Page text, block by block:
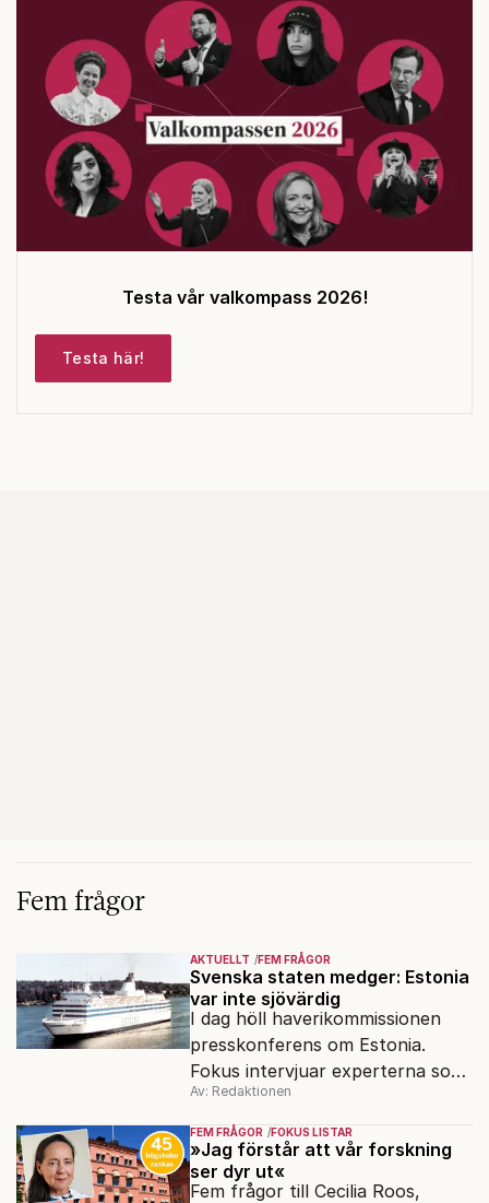
Testa vår valkompass 2026!
Testa här!
Fem frågor
AKTUELLT FEM FRÅGOR
Svenska staten medger: Estonia
var inte sjövärdig
I dag höll haverikommissionen
presskonferens om Estonia.
Fokus intervjuar experterna som
sagt samma sak sen 2003.
Av: Redaktionen
FEM FRÅGOR FOKUS LISTAR
»Jag förstår att vår forskning
ser dyr ut«
Fem frågor till Cecilia Roos,